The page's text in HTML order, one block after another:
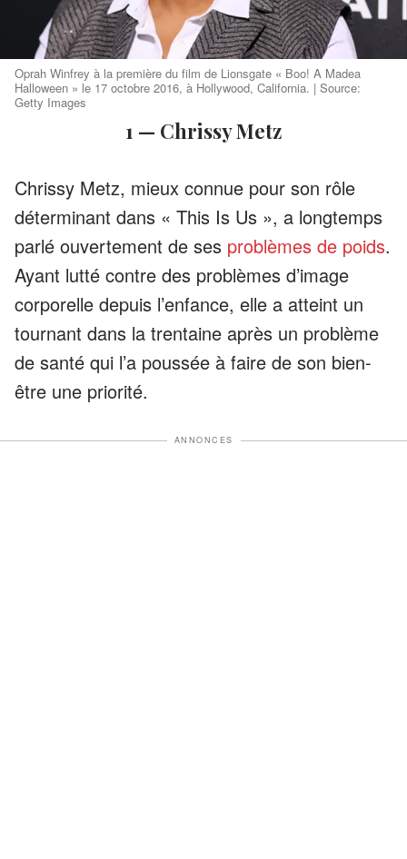
Oprah Winfrey à la première du film de Lionsgate « Boo! A Madea
Halloween » le 17 octobre 2016, à Hollywood, California. | Source:
Getty Images
1 — Chrissy Metz
Chrissy Metz, mieux connue pour son rôle
déterminant dans « This Is Us », a longtemps
parlé ouvertement de ses problèmes de poids.
Ayant lutté contre des problèmes d’image
corporelle depuis l’enfance, elle a atteint un
tournant dans la trentaine après un problème
de santé qui l’a poussée à faire de son bien-
être une priorité.
ANNONCES